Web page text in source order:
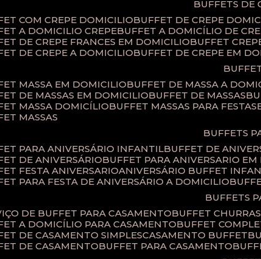
BUFFETS
COM CREPE DOMICILIO
BUFFET DE CREPE
A DOMICILIO CREPE
BUFFET A DOMICÍLIO DE
DE CREPE FRANCES EM DOMICILIO
BUFFET
DE CREPE A DOMICILIO
BUFFET DE CREPE EM
MASSA EM DOMICILIO
BUFFET DE MASSA A
DE MASSAS EM DOMICILIO
BUFFET DE MASSAS
MASSA DOMICÍLIO
BUFFET MASSAS PARA FESTAS
MASSAS
BUFFETS
PARA ANIVERSÁRIO INFANTIL
BUFFET DE
DE ANIVERSÁRIO
BUFFET PARA ANIVERSARIO
FESTA ANIVERSARIO
ANIVERSÁRIO BUFFET
PARA FESTA DE ANIVERSÁRIO A DOMICILIO
BUFFETS
DE BUFFET PARA CASAMENTO
BUFFET
A DOMICÍLIO PARA CASAMENTO
BUFFET
DE CASAMENTO SIMPLES CASAMENTO BUFFET
DE CASAMENTO
BUFFET PARA CASAMENTO